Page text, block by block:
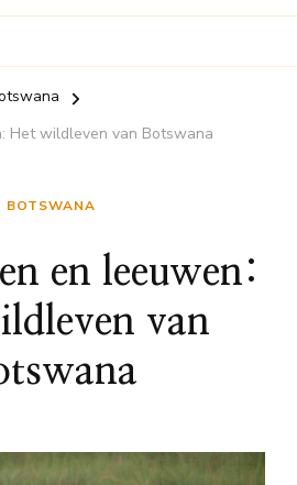
Het wildleven van Botswana
BOTSWANA
en leeuwen:
van